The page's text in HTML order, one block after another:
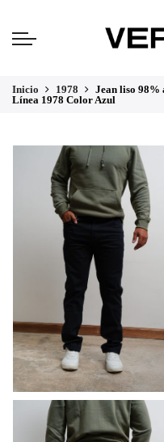
Inicio 1978
Jean liso 98%
Línea 1978 Color Azul